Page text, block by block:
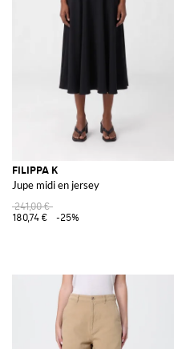
FILIPPA K
Jupe midi en jersey
241,00 €
180,74 €
-25%